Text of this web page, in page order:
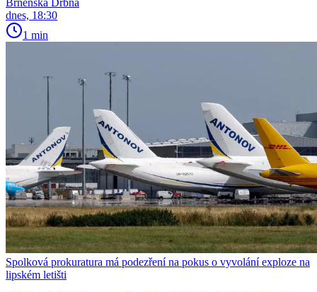
Brněnská Drbna
dnes, 18:30
1 min
Spolková prokuratura má podezření na pokus o vyvolání exploze na
lipském letišti